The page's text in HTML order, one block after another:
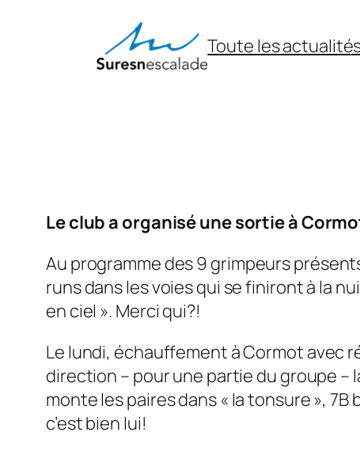
Toute les
Le club a organisé une sortie à
Au programme des 9 grimpeurs
runs dans les voies qui se finiront à la
en ciel ». Merci qui?!
Le lundi, échauffement à Cormot avec
direction – pour une partie du groupe –
monte les paires dans « la tonsure »,
c’est bien lui!